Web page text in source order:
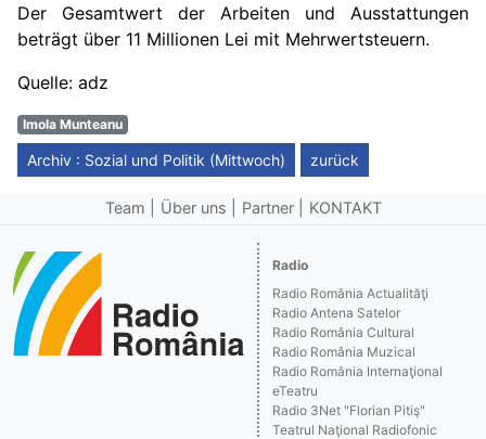
Der Gesamtwert der Arbeiten und Ausstattungen
beträgt über 11 Millionen Lei mit Mehrwertsteuern.
Quelle: adz
Imola Munteanu
Archiv : Sozial und Politik (Mittwoch) zurück
Team Über uns Partner KONTAKT
Radio
Radio România Actualităţi
Radio Antena Satelor
Radio România Cultural
Radio România Muzical
Radio România Internaţional
eTeatru
Radio 3Net "Florian Pitiş"
Teatrul Naţional Radiofonic